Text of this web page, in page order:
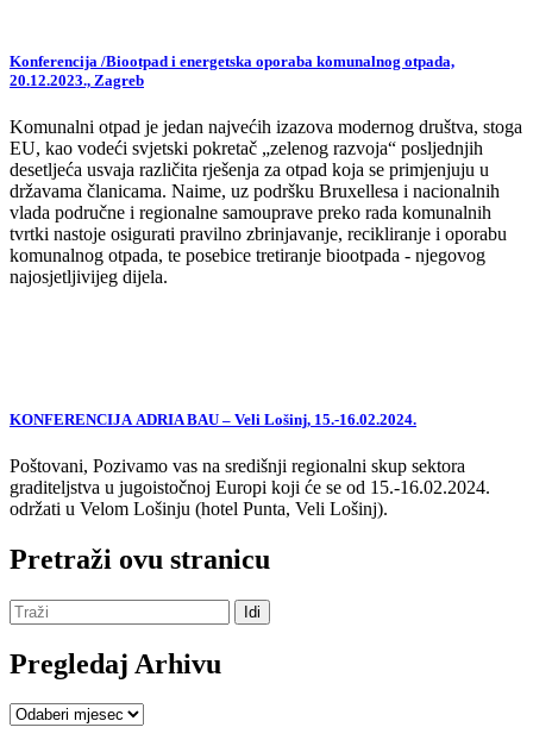
Konferencija /Biootpad i energetska oporaba komunalnog otpada,
20.12.2023., Zagreb
Komunalni otpad je jedan najvećih izazova modernog društva, stoga
EU, kao vodeći svjetski pokretač „zelenog razvoja“ posljednjih
desetljeća usvaja različita rješenja za otpad koja se primjenjuju u
državama članicama. Naime, uz podršku Bruxellesa i nacionalnih
vlada područne i regionalne samouprave preko rada komunalnih
tvrtki nastoje osigurati pravilno zbrinjavanje, recikliranje i oporabu
komunalnog otpada, te posebice tretiranje biootpada - njegovog
najosjetljivijeg dijela.
KONFERENCIJA ADRIA BAU – Veli Lošinj, 15.-16.02.2024.
Poštovani, Pozivamo vas na središnji regionalni skup sektora
graditeljstva u jugoistočnoj Europi koji će se od 15.-16.02.2024.
održati u Velom Lošinju (hotel Punta, Veli Lošinj).
Pretraži ovu stranicu
Pregledaj Arhivu
Pregledaj